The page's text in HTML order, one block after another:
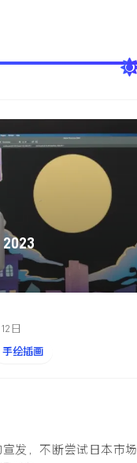
日
手绘插画
发，不断尝试日本市